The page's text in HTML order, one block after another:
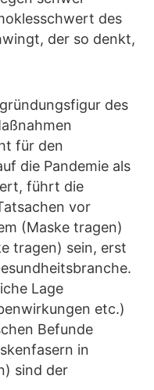
des
der so denkt,
des
für den
die Pandemie als
führt die
vor
(Maske tragen)
tragen) sein, erst
Lage
etc.)
Befunde
in
sind der